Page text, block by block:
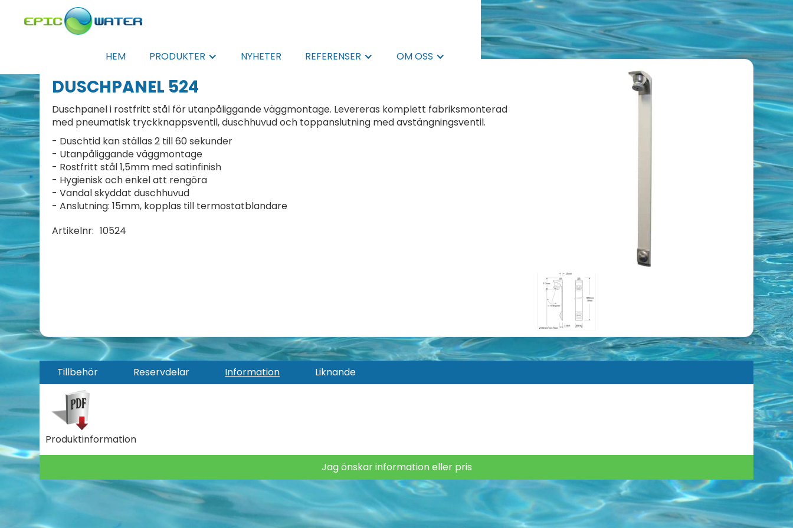
HEM PRODUKTER NYHETER REFERENSER OM OSS
DUSCHPANEL 524
Duschpanel i rostfritt stål för utanpåliggande väggmontage. Levereras komplett fabriksmonterad
med pneumatisk tryckknappsventil, duschhuvud och toppanslutning med avstängningsventil.
- Duschtid kan ställas 2 till 60 sekunder
- Utanpåliggande väggmontage
- Rostfritt stål 1,5mm med satinfinish
- Hygienisk och enkel att rengöra
- Vandal skyddat duschhuvud
- Anslutning: 15mm, kopplas till termostatblandare
Artikelnr: 10524
Tillbehör Reservdelar Information Liknande
Produktinformation
Jag önskar information eller pris